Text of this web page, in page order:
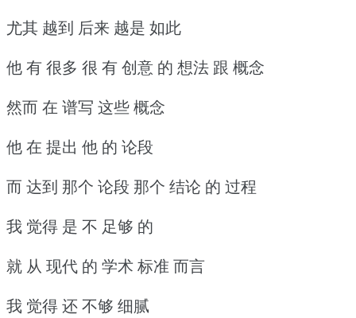
尤其 越到 后来 越是 如此
他 有 很多 很 有 创意 的 想法 跟 概念
然而 在 谱写 这些 概念
他 在 提出 他 的 论段
而 达到 那个 论段 那个 结论 的 过程
我 觉得 是 不 足够 的
就 从 现代 的 学术 标准 而言
我 觉得 还 不够 细腻